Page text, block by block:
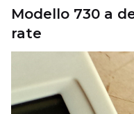
Modello 730 a
rate